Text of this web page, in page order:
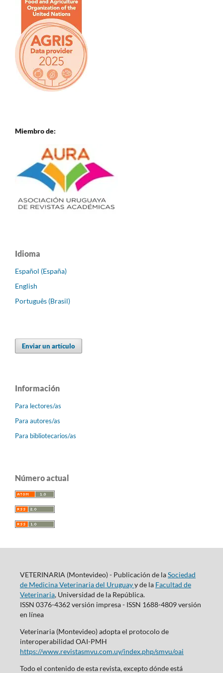
Miembro de:
Idioma
Español (España)
English
Português (Brasil)
Enviar un artículo
Información
Para lectores/as
Para autores/as
Para bibliotecarios/as
Número actual
VETERINARIA (Montevideo) - Publicación de laSociedad
de Medicina Veterinaria del Uruguayy de la Facultad de
Veterinaria, Universidad de la República.
ISSN 0376-4362 versión impresa - ISSN 1688-4809 versión
en línea
Veterinaria (Montevideo) adopta el protocolo de
interoperabilidad OAI-PMH
https://www.revistasmvu.com.uy/index.php/smvu/oai
Todo el contenido de esta revista, excepto dónde está